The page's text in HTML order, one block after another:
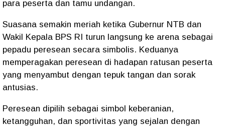
para peserta dan tamu undangan.
Suasana semakin meriah ketika Gubernur NTB dan
Wakil Kepala BPS RI turun langsung ke arena sebagai
pepadu peresean secara simbolis. Keduanya
memperagakan peresean di hadapan ratusan peserta
yang menyambut dengan tepuk tangan dan sorak
antusias.
Peresean dipilih sebagai simbol keberanian,
ketangguhan, dan sportivitas yang sejalan dengan